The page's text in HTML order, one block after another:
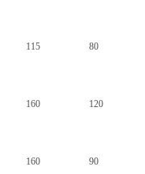
115 80
160 120
160 90